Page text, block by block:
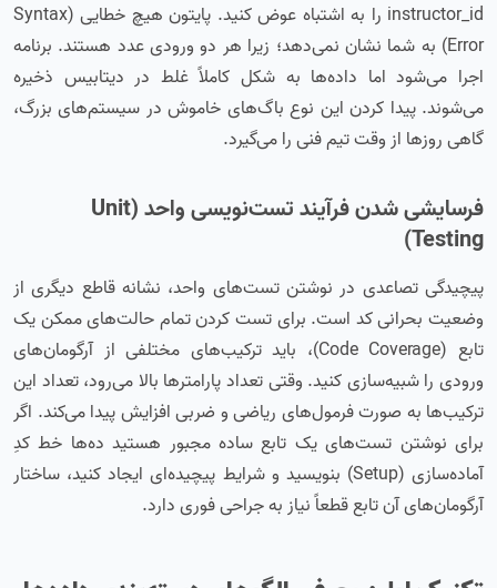
instructor_id را به اشتباه عوض کنید. پایتون هیچ خطایی (Syntax
Error) به شما نشان نمی‌دهد؛ زیرا هر دو ورودی عدد هستند. برنامه
اجرا می‌شود اما داده‌ها به شکل کاملاً غلط در دیتابیس ذخیره
می‌شوند. پیدا کردن این نوع باگ‌های خاموش در سیستم‌های بزرگ،
گاهی روزها از وقت تیم فنی را می‌گیرد.
فرسایشی شدن فرآیند تست‌نویسی واحد (Unit
Testing)
پیچیدگی تصاعدی در نوشتن تست‌های واحد، نشانه قاطع دیگری از
وضعیت بحرانی کد است. برای تست کردن تمام حالت‌های ممکن یک
تابع (Code Coverage)، باید ترکیب‌های مختلفی از آرگومان‌های
ورودی را شبیه‌سازی کنید. وقتی تعداد پارامترها بالا می‌رود، تعداد این
ترکیب‌ها به صورت فرمول‌های ریاضی و ضربی افزایش پیدا می‌کند. اگر
برای نوشتن تست‌های یک تابع ساده مجبور هستید ده‌ها خط کدِ
آماده‌سازی (Setup) بنویسید و شرایط پیچیده‌ای ایجاد کنید، ساختار
آرگومان‌های آن تابع قطعاً نیاز به جراحی فوری دارد.